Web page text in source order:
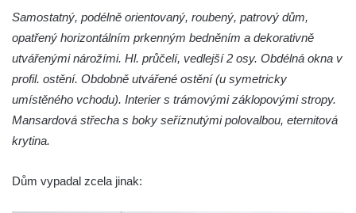
Rumburku
Gymnázium v Rumburku
Budova čp. 1066/3 (Základní škola Tyršova)
Rumburku
Samostatný, podélně orientovaný, roubený, patrový dům,
opatřený horizontálním prkenným bedněním a dekorativně
utvářenými nárožími. Hl. průčelí, vedlejší 2 osy. Obdélná okna v
profil. ostění. Obdobně utvářené ostění (u symetricky
umístěného vchodu). Interier s trámovými záklopovými stropy.
Mansardová střecha s boky seříznutými polovalbou, eternitová
krytina.
Dům vypadal zcela jinak: